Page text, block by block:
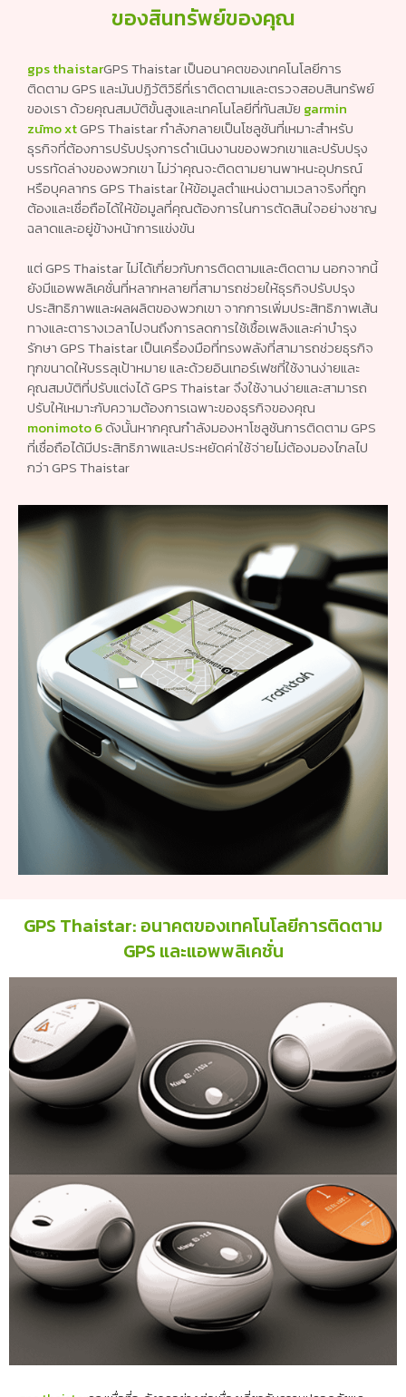
รับรองความปลอดภัยและความปลอดภัย
ของสินทรัพย์ของคุณ
gps thaistarGPS Thaistar เป็นอนาคตของเทคโนโลยีการ
ติดตาม GPS และมันปฏิวัติวิธีที่เราติดตามและตรวจสอบสินทรัพย์
ของเรา ด้วยคุณสมบัติขั้นสูงและเทคโนโลยีที่ทันสมัยgarmin
zūmo xt​​GPS Thaistar กำลังกลายเป็นโซลูชันที่เหมาะสำหรับ
ธุรกิจที่ต้องการปรับปรุงการดำเนินงานของพวกเขาและปรับปรุง
บรรทัดล่างของพวกเขา ไม่ว่าคุณจะติดตามยานพาหนะอุปกรณ์
หรือบุคลากร GPS Thaistar ให้ข้อมูลตำแหน่งตามเวลาจริงที่ถูก
ต้องและเชื่อถือได้ให้ข้อมูลที่คุณต้องการในการตัดสินใจอย่างชาญ
แต่ GPS Thaistar ไม่ได้เกี่ยวกับการติดตามและติดตาม นอกจากนี้
ยังมีแอพพลิเคชั่นที่หลากหลายที่สามารถช่วยให้ธุรกิจปรับปรุง
ประสิทธิภาพและผลผลิตของพวกเขา จากการเพิ่มประสิทธิภาพเส้น
ทางและตารางเวลาไปจนถึงการลดการใช้เชื้อเพลิงและค่าบำรุง
รักษา GPS Thaistar เป็นเครื่องมือที่ทรงพลังที่สามารถช่วยธุรกิจ
ทุกขนาดให้บรรลุเป้าหมาย และด้วยอินเทอร์เฟซที่ใช้งานง่ายและ
คุณสมบัติที่ปรับแต่งได้ GPS Thaistar จึงใช้งานง่ายและสามารถ
ปรับให้เหมาะกับความต้องการเฉพาะของธุรกิจของคุณ
monimoto 6ดังนั้นหากคุณกำลังมองหาโซลูชันการติดตาม GPS
ที่เชื่อถือได้มีประสิทธิภาพและประหยัดค่าใช้จ่ายไม่ต้องมองไกลไป
GPS Thaistar: อนาคตของเทคโนโลยีการติดตาม
GPS และแอพพลิเคชั่น